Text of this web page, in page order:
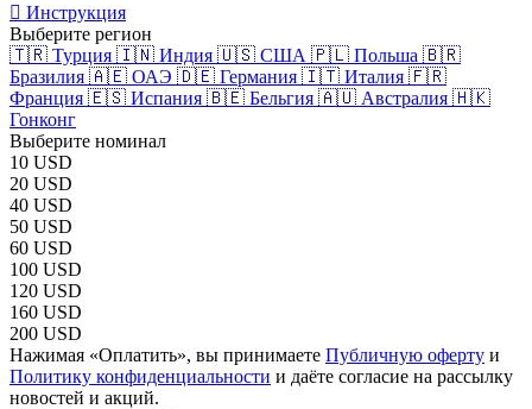
Инструкция
Выберите регион
🇹🇷 Турция 🇮🇳 Индия 🇺🇸 США 🇵🇱 Польша 🇧🇷
Бразилия 🇦🇪 ОАЭ 🇩🇪 Германия 🇮🇹 Италия 🇫🇷
Франция 🇪🇸 Испания 🇧🇪 Бельгия 🇦🇺 Австралия 🇭🇰
Гонконг
Выберите номинал
10 USD
20 USD
40 USD
50 USD
60 USD
100 USD
120 USD
160 USD
200 USD
Нажимая «Оплатить», вы принимаете Публичную оферту и
Политику конфиденциальности и даёте согласие на рассылку
новостей и акций.